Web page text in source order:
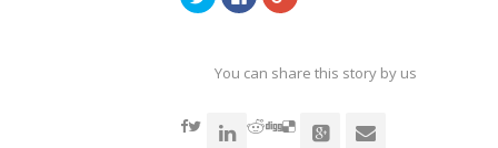
击
共
享
窗
口
击
共
享
窗
口
击
共
享
窗
口
You can share this story by using your